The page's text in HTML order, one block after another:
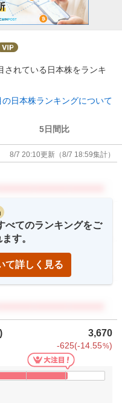
されている日本株をランキ
の日本株ランキングについて
5日間比
8/7 20:10更新 （8/7 18:59集計）
3,670
-625(-14.55%)
べてのランキングをご
す。
て詳しく見る